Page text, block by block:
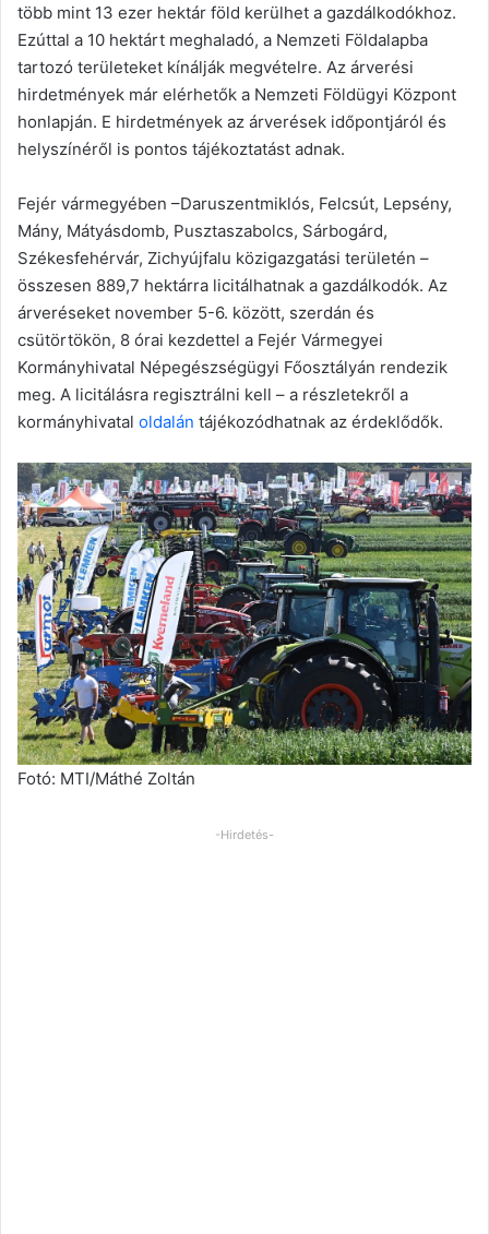
több mint 13 ezer hektár föld kerülhet a gazdálkodókhoz.
Ezúttal a 10 hektárt meghaladó, a Nemzeti Földalapba
tartozó területeket kínálják megvételre. Az árverési
hirdetmények már elérhetők a Nemzeti Földügyi Központ
honlapján. E hirdetmények az árverések időpontjáról és
helyszínéről is pontos tájékoztatást adnak.
Fejér vármegyében –Daruszentmiklós, Felcsút, Lepsény,
Mány, Mátyásdomb, Pusztaszabolcs, Sárbogárd,
Székesfehérvár, Zichyújfalu közigazgatási területén –
összesen 889,7 hektárra licitálhatnak a gazdálkodók. Az
árveréseket november 5-6. között, szerdán és
csütörtökön, 8 órai kezdettel a Fejér Vármegyei
Kormányhivatal Népegészségügyi Főosztályán rendezik
meg. A licitálásra regisztrálni kell – a részletekről a
kormányhivatal oldalán tájékozódhatnak az érdeklődők.
Fotó: MTI/Máthé Zoltán
-Hirdetés-